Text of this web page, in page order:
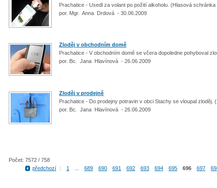
Prachatice - Usedl za volant po požití alkoholu. (Hlasová
por. Mgr. Anna Drdová - 30.06.2009
Zloděj v obchodním domě
Prachatice - V obchodním domě se včera dopoledne pohyboval
por. Bc. Jana Hlavínová - 26.06.2009
Zloděj v prodejně
Prachatice - Do prodejny potravin v obci Stachy se vloupal
por. Bc. Jana Hlavínová - 26.06.2009
Počet: 7572 / 758
předchozí
| 1 689 690 691 692 693 694 695 696 697